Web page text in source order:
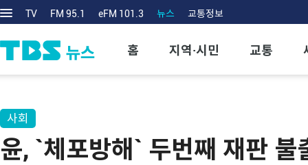
TV FM 95.1 eFM 101.3 뉴스 교통정보
홈 지역·시민 교통
사회
윤, `체포방해` 두번째 재판